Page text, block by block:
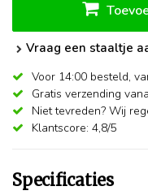
Vraag een staaltje
Voor 14:00 besteld,
Gratis verzending
Niet tevreden? Wij
Klantscore: 4,8/5
Specificaties